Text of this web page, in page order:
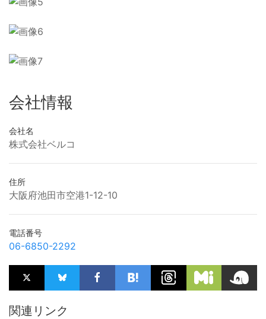
会社情報
会社名
株式会社ベルコ
住所
大阪府池田市空港1-12-10
電話番号
06-6850-2292
関連リンク